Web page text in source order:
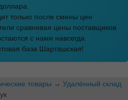
только после смены цен
сравнивая цены поставщиков
с нами навсегда.
база Шарташская!
товары → Удалённый склад